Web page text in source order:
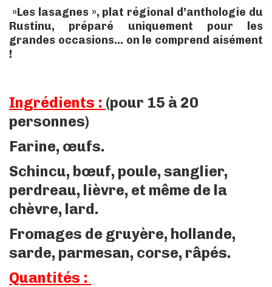
»Les lasagnes », plat régional d’anthologie du
Rustinu, préparé uniquement pour les
grandes occasions… on le comprend aisément
!
Ingrédients : (pour 15 à 20
personnes)
Farine, œufs.
Schincu, bœuf, poule, sanglier,
perdreau, lièvre, et même de la
chèvre, lard.
Fromages de gruyère, hollande,
sarde, parmesan, corse, râpés.
Quantités :